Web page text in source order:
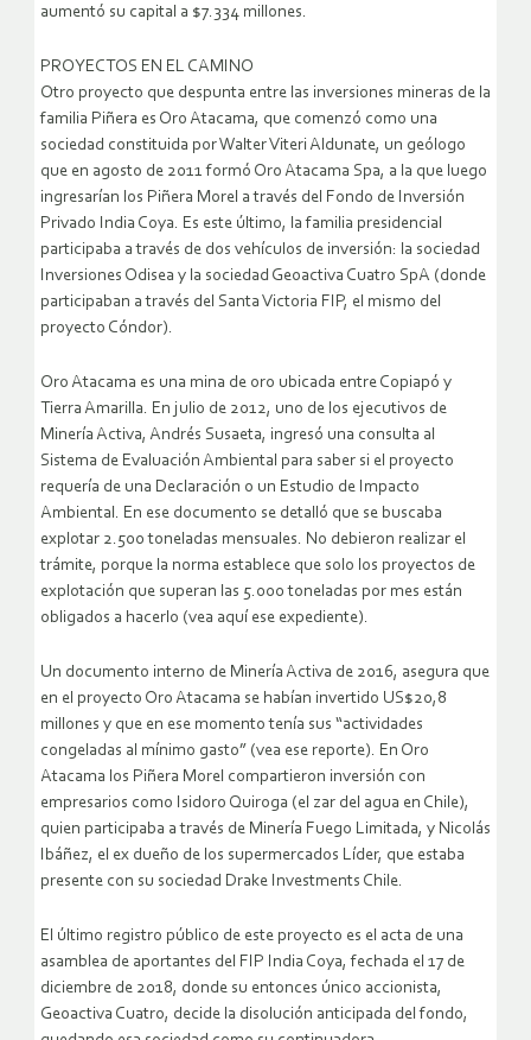
aumentó su capital a $7.334 millones.
PROYECTOS EN EL CAMINO
Otro proyecto que despunta entre las inversiones mineras de la
familia Piñera es Oro Atacama, que comenzó como una
sociedad constituida por Walter Viteri Aldunate, un geólogo
que en agosto de 2011 formó Oro Atacama Spa, a la que luego
ingresarían los Piñera Morel a través del Fondo de Inversión
Privado India Coya. Es este último, la familia presidencial
participaba a través de dos vehículos de inversión: la sociedad
Inversiones Odisea y la sociedad Geoactiva Cuatro SpA (donde
participaban a través del Santa Victoria FIP, el mismo del
proyecto Cóndor).
Oro Atacama es una mina de oro ubicada entre Copiapó y
Tierra Amarilla. En julio de 2012, uno de los ejecutivos de
Minería Activa, Andrés Susaeta, ingresó una consulta al
Sistema de Evaluación Ambiental para saber si el proyecto
requería de una Declaración o un Estudio de Impacto
Ambiental. En ese documento se detalló que se buscaba
explotar 2.500 toneladas mensuales. No debieron realizar el
trámite, porque la norma establece que solo los proyectos de
explotación que superan las 5.000 toneladas por mes están
obligados a hacerlo (vea aquí ese expediente).
Un documento interno de Minería Activa de 2016, asegura que
en el proyecto Oro Atacama se habían invertido US$20,8
millones y que en ese momento tenía sus “actividades
congeladas al mínimo gasto” (vea ese reporte). En Oro
Atacama los Piñera Morel compartieron inversión con
empresarios como Isidoro Quiroga (el zar del agua en Chile),
quien participaba a través de Minería Fuego Limitada, y Nicolás
Ibáñez, el ex dueño de los supermercados Líder, que estaba
presente con su sociedad Drake Investments Chile.
El último registro público de este proyecto es el acta de una
asamblea de aportantes del FIP India Coya, fechada el 17 de
diciembre de 2018, donde su entonces único accionista,
Geoactiva Cuatro, decide la disolución anticipada del fondo,